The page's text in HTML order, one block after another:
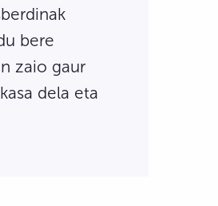
bere
zaio gaur
dela eta